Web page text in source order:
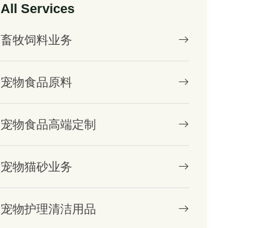
All Services
畜牧饲料业务
宠物食品原料
宠物食品高端定制
宠物猫砂业务
宠物护理清洁用品